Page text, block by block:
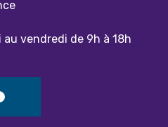
vendredi de 9h à 18h